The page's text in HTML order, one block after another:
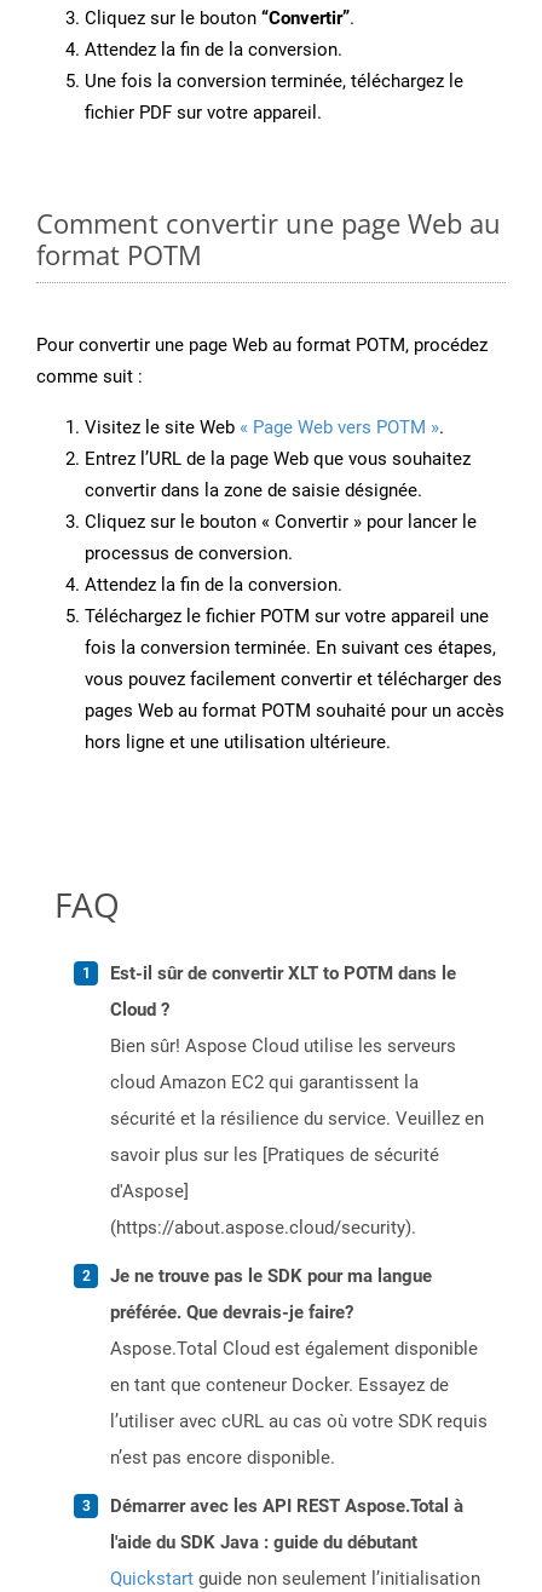
Cliquez sur le bouton “Convertir”.
Attendez la fin de la conversion.
Une fois la conversion terminée, téléchargez le
fichier PDF sur votre appareil.
Comment convertir une page Web au
format POTM
Pour convertir une page Web au format POTM, procédez
comme suit :
Visitez le site Web « Page Web vers POTM ».
Entrez l’URL de la page Web que vous souhaitez
convertir dans la zone de saisie désignée.
Cliquez sur le bouton « Convertir » pour lancer le
processus de conversion.
Attendez la fin de la conversion.
Téléchargez le fichier POTM sur votre appareil une
fois la conversion terminée. En suivant ces étapes,
vous pouvez facilement convertir et télécharger des
pages Web au format POTM souhaité pour un accès
hors ligne et une utilisation ultérieure.
FAQ
Est-il sûr de convertir XLT to POTM dans le
Cloud ?
Bien sûr! Aspose Cloud utilise les serveurs
cloud Amazon EC2 qui garantissent la
sécurité et la résilience du service. Veuillez en
savoir plus sur les [Pratiques de sécurité
d'Aspose]
(https://about.aspose.cloud/security).
Je ne trouve pas le SDK pour ma langue
préférée. Que devrais-je faire?
Aspose.Total Cloud est également disponible
en tant que conteneur Docker. Essayez de
l’utiliser avec cURL au cas où votre SDK requis
n’est pas encore disponible.
Démarrer avec les API REST Aspose.Total à
l'aide du SDK Java : guide du débutant
Quickstart guide non seulement l’initialisation